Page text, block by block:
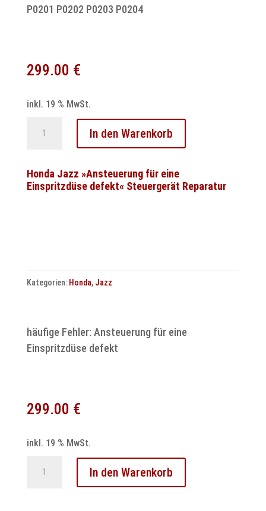
P0201 P0202 P0203 P0204
299.00 €
inkl. 19 % MwSt.
Reparatur
–
Motorsteuergerät
Menge
In den Warenkorb
Honda Jazz »Ansteuerung für eine
Einspritzdüse defekt« Steuergerät Reparatur
Kategorien: Honda, Jazz
häufige Fehler: Ansteuerung für eine
Einspritzdüse defekt
299.00 €
inkl. 19 % MwSt.
In den Warenkorb